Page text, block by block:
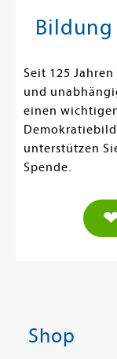
Seit 125
und
einen
unterstützen
Spende.
Shop